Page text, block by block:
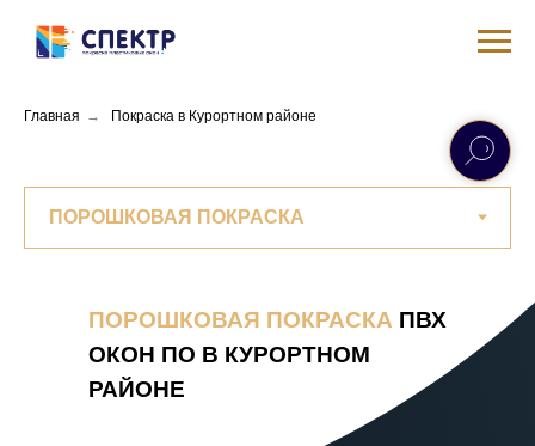
Главная → Покраска в Курортном районе
ПОРОШКОВАЯ ПОКРАСКА ПВХ
ОКОН ПО В КУРОРТНОМ
РАЙОНЕ